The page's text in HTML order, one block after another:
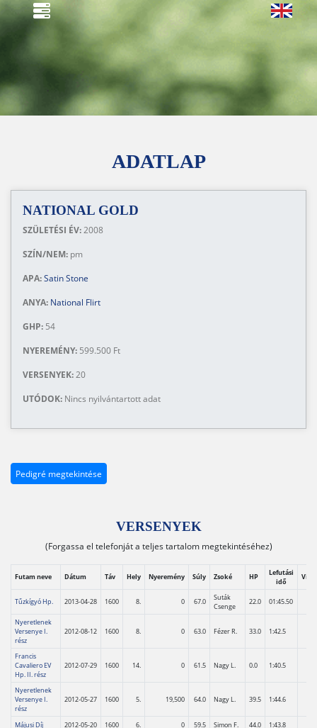
ADATLAP
NATIONAL GOLD
SZÜLETÉSI ÉV:2008
SZÍN/NEM: pm
APA:Satin Stone
ANYA: National Flirt
GHP: 54
NYEREMÉNY: 599.500 Ft
VERSENYEK:20
UTÓDOK: Nincs nyilvántartott adat
Pedigré megtekintése
VERSENYEK
(Forgassa el telefonját a teljes tartalom megtekintéséhez)
Futam neve Dátum Táv Hely Nyeremény Súly Zsoké HP
Lefutási
idő
Vid
Tűzkígyó Hp. 2013-04-28 1600 8. 0 67.0
Suták
Csenge
22.0 01:45.50
Nyeretlenek
Versenye I.
rész
2012-08-12 1600 8. 0 63.0 Fézer R. 33.0 1:42.5
Francis
Cavaliero EV
Hp. II. rész
2012-07-29 1600 14. 0 61.5 Nagy L. 0.0 1:40.5
Nyeretlenek
Versenye I.
rész
2012-05-27 1600 5. 19,500 64.0 Nagy L. 39.5 1:44.6
Májusi Díj 2012-05-20 1600 6. 0 59.5 Simon F. 44.0
1:43.8